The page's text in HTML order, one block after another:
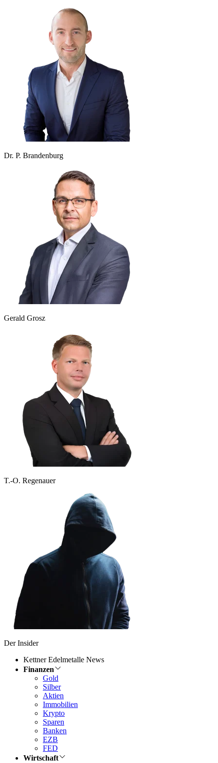
Dr. P. Brandenburg
Gerald Grosz
T.-O. Regenauer
Der Insider
Kettner Edelmetalle News
Finanzen
Gold
Silber
Aktien
Immobilien
Krypto
Sparen
Banken
EZB
FED
Wirtschaft